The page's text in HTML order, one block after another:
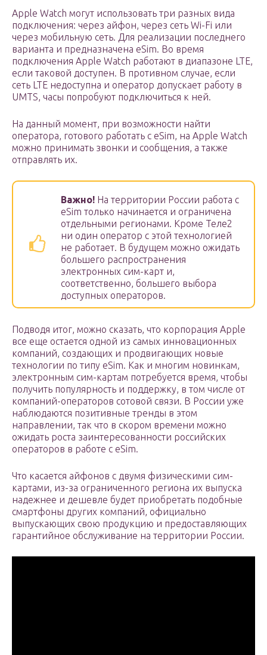
Apple Watch могут использовать три разных вида
подключения: через айфон, через сеть Wi-Fi или
через мобильную сеть. Для реализации последнего
варианта и предназначена eSim. Во время
подключения Apple Watch работают в диапазоне LTE,
если таковой доступен. В противном случае, если
сеть LTE недоступна и оператор допускает работу в
UMTS, часы попробуют подключиться к ней.
На данный момент, при возможности найти
оператора, готового работать с eSim, на Apple Watch
можно принимать звонки и сообщения, а также
отправлять их.
Важно! На территории России работа с
eSim только начинается и ограничена
отдельными регионами. Кроме Теле2
ни один оператор с этой технологией
не работает. В будущем можно ожидать
большего распространения
электронных сим-карт и,
соответственно, большего выбора
доступных операторов.
Подводя итог, можно сказать, что корпорация Apple
все еще остается одной из самых инновационных
компаний, создающих и продвигающих новые
технологии по типу eSim. Как и многим новинкам,
электронным сим-картам потребуется время, чтобы
получить популярность и поддержку, в том числе от
компаний-операторов сотовой связи. В России уже
наблюдаются позитивные тренды в этом
направлении, так что в скором времени можно
ожидать роста заинтересованности российских
операторов в работе с eSim.
Что касается айфонов с двумя физическими сим-
картами, из-за ограниченного региона их выпуска
надежнее и дешевле будет приобретать подобные
смартфоны других компаний, официально
выпускающих свою продукцию и предоставляющих
гарантийное обслуживание на территории России.